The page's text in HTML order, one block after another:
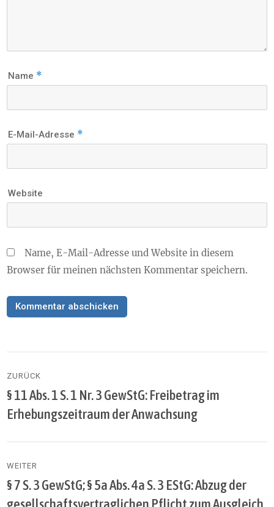
Name *
E-Mail-Adresse *
Website
Name, E-Mail-Adresse und Website in diesem
Browser für meinen nächsten Kommentar speichern.
ZURÜCK
Vorheriger
Beitrag:
§ 11 Abs. 1 S. 1 Nr. 3 GewStG: Freibetrag im
Erhebungszeitraum der Anwachsung
WEITER
Nächster
Beitrag:
§ 7 S. 3 GewStG; § 5a Abs. 4a S. 3 EStG: Abzug der